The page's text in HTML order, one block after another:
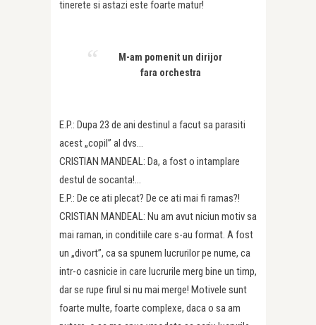
tinerete si astazi este foarte matur!
M-am pomenit un dirijor
fara orchestra
E.P.: Dupa 23 de ani destinul a facut sa parasiti
acest „copil” al dvs…
CRISTIAN MANDEAL: Da, a fost o intamplare
destul de socanta!…
E.P.: De ce ati plecat? De ce ati mai fi ramas?!
CRISTIAN MANDEAL: Nu am avut niciun motiv sa
mai raman, in conditiile care s-au format. A fost
un „divort”, ca sa spunem lucrurilor pe nume, ca
intr-o casnicie in care lucrurile merg bine un timp,
dar se rupe firul si nu mai merge! Motivele sunt
foarte multe, foarte complexe, daca o sa am